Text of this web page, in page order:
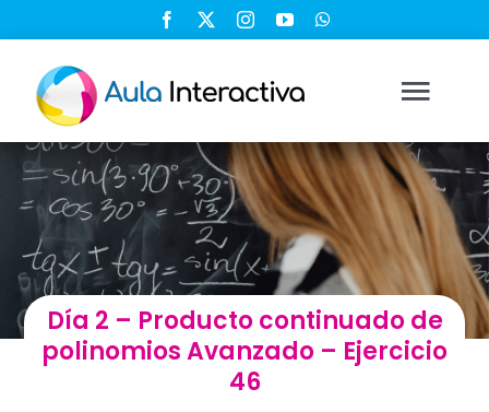
contenido
Ingresar
Registrarse
Nosotros
Soluciones
Día 2 – Producto continuado de
polinomios Avanzado – Ejercicio
46